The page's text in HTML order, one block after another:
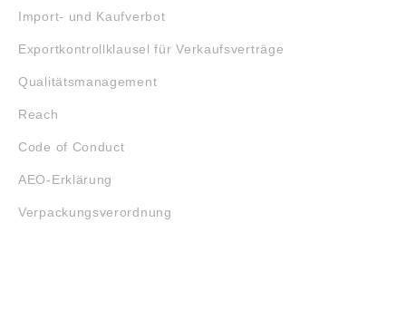
Import- und Kaufverbot
Exportkontrollklausel für Verkaufsverträge
Qualitätsmanagement
Reach
Code of Conduct
AEO-Erklärung
Verpackungsverordnung